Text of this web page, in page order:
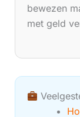
bewezen
met geld